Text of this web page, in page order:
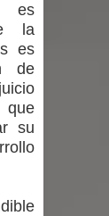
por
es
la
es
de
que
su